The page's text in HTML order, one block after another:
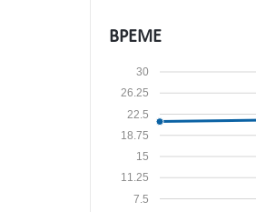
ВРЕМЕ
7.5
11.25
15
18.75
22.5
26.25
30